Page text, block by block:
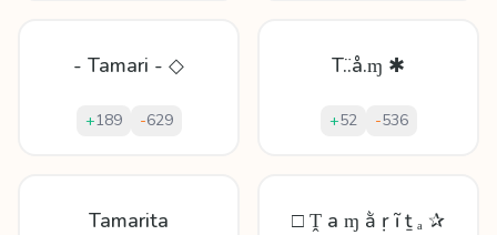
- Tamari - ◇
+189 -629
T.̈.å.ɱ ✱
+52 -536
Tamarita □ Ṱ а ɱ ằ ṛ ĩ ṯ ₐ ✰